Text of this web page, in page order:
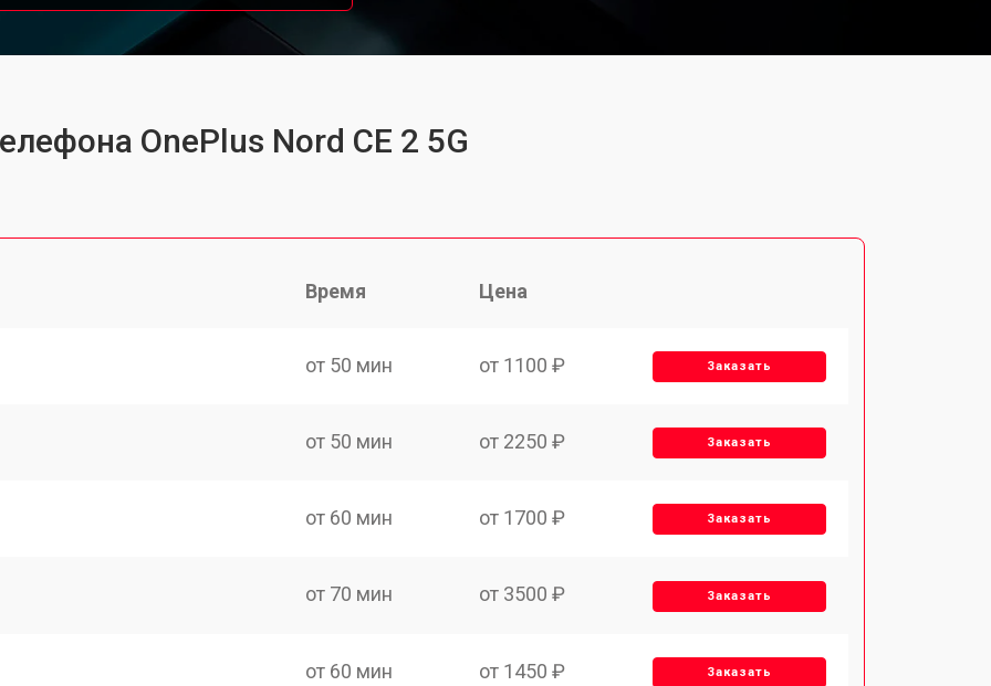
OnePlus Nord CE 2 5G
Время Цена
от 50 мин от 1100 ₽ Заказать
от 50 мин от 2250 ₽ Заказать
от 60 мин от 1700 ₽ Заказать
от 70 мин от 3500 ₽ Заказать
от 60 мин от 1450 ₽ Заказать